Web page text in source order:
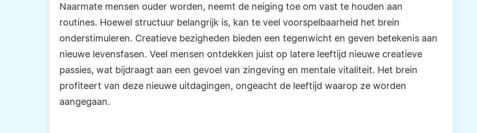
Naarmate mensen ouder worden, neemt de neiging toe om vast te houden aan
routines. Hoewel structuur belangrijk is, kan te veel voorspelbaarheid het brein
onderstimuleren. Creatieve bezigheden bieden een tegenwicht en geven betekenis aan
nieuwe levensfasen. Veel mensen ontdekken juist op latere leeftijd nieuwe creatieve
passies, wat bijdraagt aan een gevoel van zingeving en mentale vitaliteit. Het brein
profiteert van deze nieuwe uitdagingen, ongeacht de leeftijd waarop ze worden
aangegaan.